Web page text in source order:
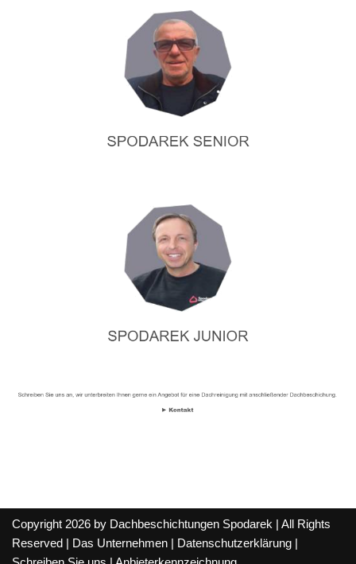
Copyright 2026 by Dachbeschichtungen Spodarek | All Rights
Reserved |
Das Unternehmen Datenschutzerklärung